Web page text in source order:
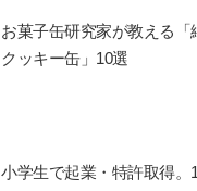
お菓子缶研究家が教える「
クッキー缶」10選
小学生で起業・特許取得。